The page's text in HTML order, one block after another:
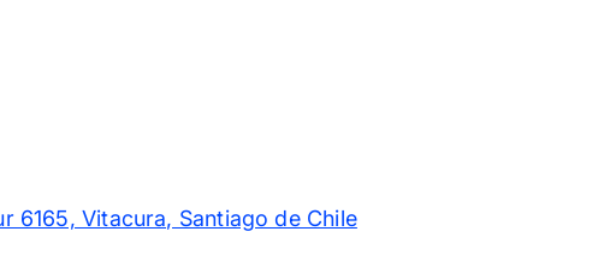
6165, Vitacura, Santiago de Chile